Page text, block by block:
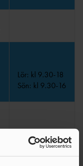
Lör: kl 9.30-18
Sön: kl 9.30-16